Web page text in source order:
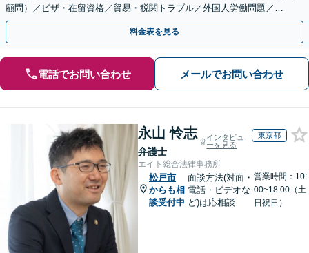
顧問）／ビザ・在留資格／貿易・税関トラブル／外国人労働問題／外
国人刑事事件など、幅広いご相談に対応可能
料金表を見る
電話でお問い合わせ メールでお問い合わせ
永山 怜志
弁護士
インタビュ
ーを見る
東京都
エイト総合法律事務所
松戸市
からも相
談受付中
面談方法(対面・
電話・ビデオな
ど)は応相談
営業時間：10:
00~18:00（土
日祝日）